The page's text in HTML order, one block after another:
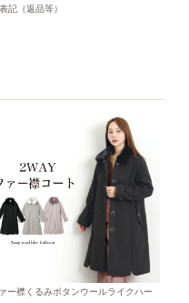
記（返品等）
ー襟くるみボタンウールライクハー